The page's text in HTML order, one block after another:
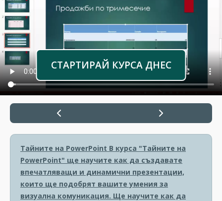
СТАРТИРАЙ КУРСА ДНЕС
Тайните на PowerPoint В курса "Тайните на
PowerPoint" ще научите как да създавате
впечатляващи и динамични презентации,
които ще подобрят вашите умения за
визуална комуникация. Ще научите как да